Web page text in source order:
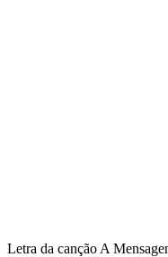
Letra da canção A